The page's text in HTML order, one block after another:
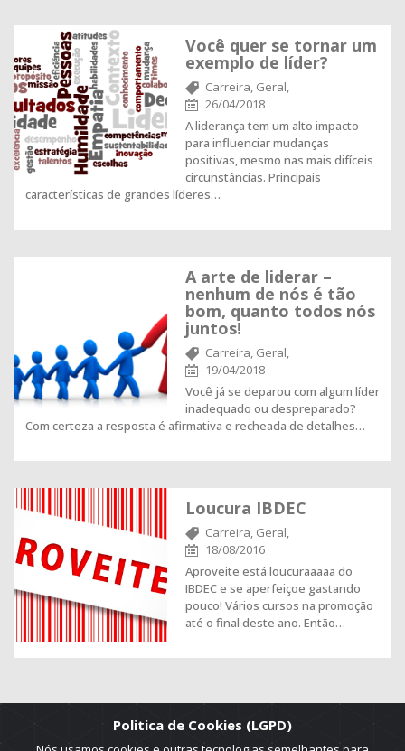
Você quer se tornar um
exemplo de líder?
Carreira, Geral,
26/04/2018
A liderança tem um alto impacto
para influenciar mudanças
positivas, mesmo nas mais difíceis
circunstâncias. Principais
características de grandes líderes…
A arte de liderar –
nenhum de nós é tão
bom, quanto todos nós
juntos!
Carreira, Geral,
19/04/2018
Você já se deparou com algum líder
inadequado ou despreparado?
Com certeza a resposta é afirmativa e recheada de detalhes…
Loucura IBDEC
Carreira, Geral,
18/08/2016
Aproveite está loucuraaaaa do
IBDEC e se aperfeiçoe gastando
pouco! Vários cursos na promoção
até o final deste ano. Então…
Politica de Cookies (LGPD)